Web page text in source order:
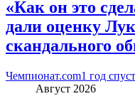
«Как он это
дали оценку
скандального
Чемпионат.com1 год
Август 2026